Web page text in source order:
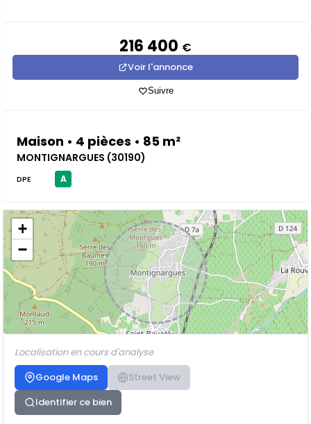
216 400 €
Voir l'annonce
Suivre
Maison • 4 pièces • 85 m²
MONTIGNARGUES (30190)
DPE A
+
−
Localisation en cours d'analyse
Google Maps
Street View
Identifier ce bien